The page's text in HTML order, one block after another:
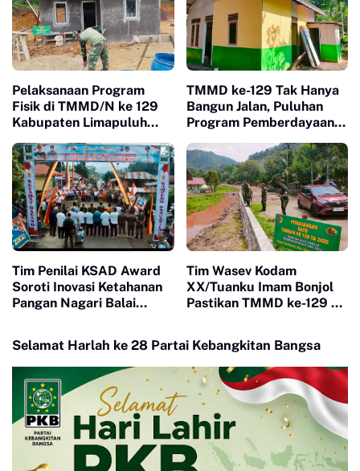
Pelaksanaan Program
Fisik di TMMD/N ke 129
Kabupaten Limapuluh
Lancar Dan Signifikan
TMMD ke-129 Tak Hanya
Bangun Jalan, Puluhan
Program Pemberdayaan
di Buluh Kasok
Tim Penilai KSAD Award
Soroti Inovasi Ketahanan
Pangan Nagari Balai
Tim Wasev Kodam
XX/Tuanku Imam Bonjol
Pastikan TMMD ke-129 di
Selamat Harlah ke 28 Partai Kebangkitan Bangsa